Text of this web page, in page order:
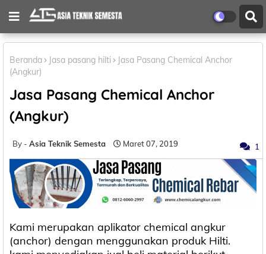
Beranda Jasa pasang hilti
Jasa Pasang Chemical Anchor
(Angkur)
Jasa Pasang Chemical Anchor
(Angkur)
Asia Teknik Semesta Maret 07, 2019 1
Kami merupakan aplikator chemical angkur
(anchor) dengan menggunakan produk Hilti.